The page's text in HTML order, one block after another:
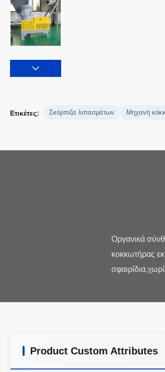
Ετικέτες: Σκόρπιζα λιπασμάτων Μηχανή
Οργανικά
κοκκωτήρας
Product Custom Attributes